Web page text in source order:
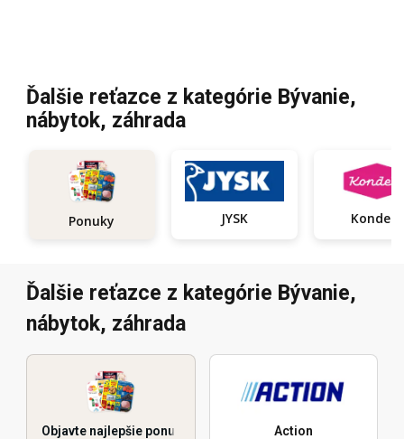
Ďalšie reťazce z kategórie Bývanie,
nábytok, záhrada
Ponuky JYSK Kondela
Ďalšie reťazce z kategórie Bývanie,
nábytok, záhrada
Objavte najlepšie ponuky Action